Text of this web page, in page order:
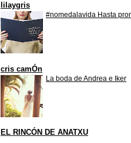
lilaygris
#nomedalavida Hasta
cris camÓn
La boda de Andrea e Iker
EL RINCÓN DE ANATXU